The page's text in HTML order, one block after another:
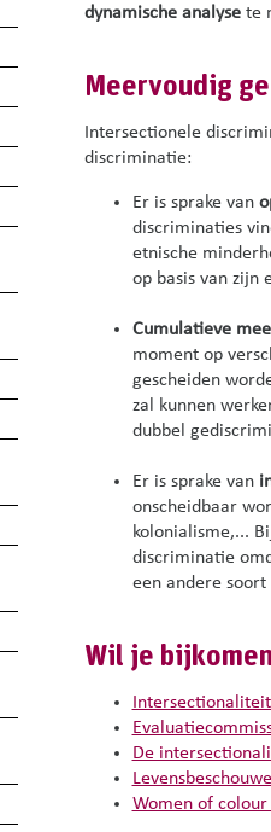
dynamische analysete
Meervoudig
Intersectionele
discriminatie:
Er is sprake van
discriminaties
etnische
op basis van zijn
Cumulatieve
moment op
gescheiden
zal kunnen
dubbel
Er is sprake van
onscheidbaar
kolonialisme,...
discriminatie
eenandere soort
Wil je
De
Women of